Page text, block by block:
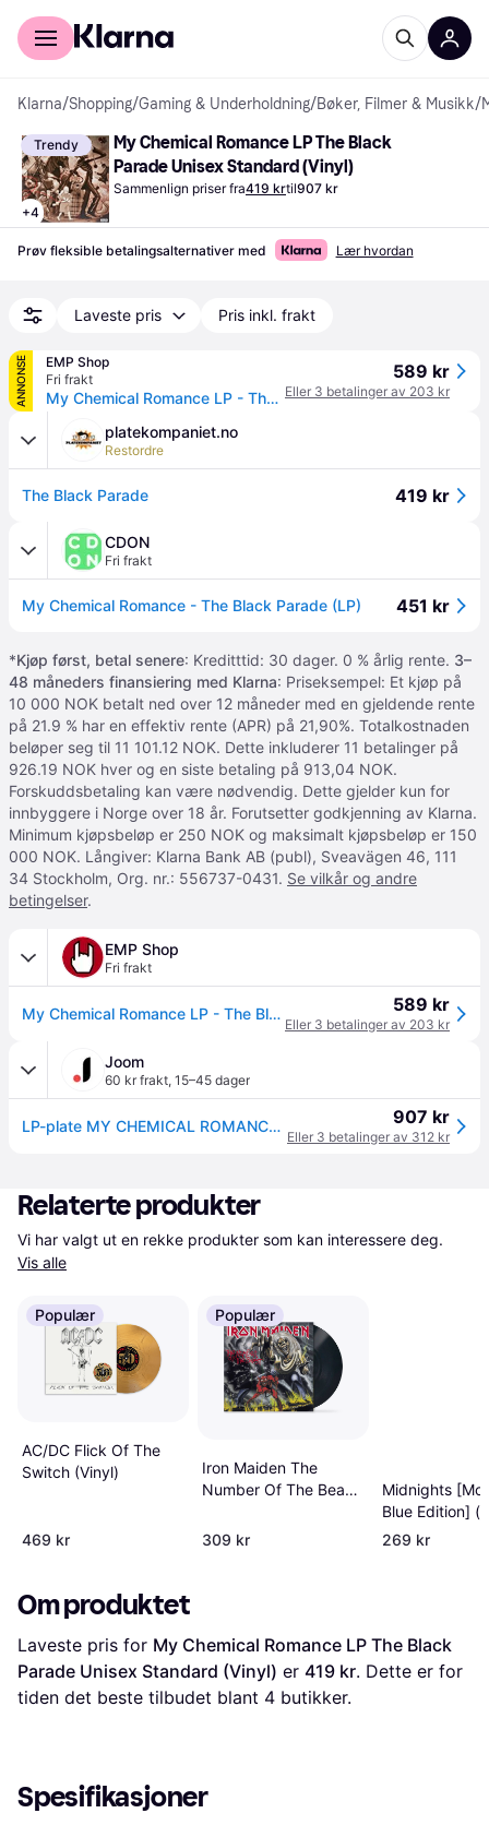
For kunder
Klarna/Shopping/Gaming & Underholdning/Bøker, Filmer & Musikk/
Trendy
+4
My Chemical Romance LP The Black
Parade Unisex Standard (Vinyl)
Sammenlign priser fra419 krtil907 kr
Prøv fleksible betalingsalternativer med Lær hvordan
Laveste pris Pris inkl. frakt
ANNONSE
EMP Shop
Fri frakt
My Chemical Romance LP - The Black Parade - None - standard - Standard
589 kr
Eller 3 betalinger av 203 kr
platekompaniet.no
Restordre
The Black Parade 419 kr
CDON
Fri frakt
My Chemical Romance - The Black Parade (LP) 451 kr
*Kjøp først, betal senere: Kreditttid: 30 dager. 0 % årlig rente. 3–
48 måneders finansiering med Klarna: Priseksempel: Et kjøp på
10 000 NOK betalt ned over 12 måneder med en gjeldende rente
på 21.9 % har en effektiv rente (APR) på 21,90%. Totalkostnaden
beløper seg til 11 101.12 NOK. Dette inkluderer 11 betalinger på
926.19 NOK hver og en siste betaling på 913,04 NOK.
Forskuddsbetaling kan være nødvendig. Dette gjelder kun for
innbyggere i Norge over 18 år. Forutsetter godkjenning av Klarna.
Minimum kjøpsbeløp er 250 NOK og maksimalt kjøpsbeløp er 150
000 NOK. Långiver: Klarna Bank AB (publ), Sveavägen 46, 111
34 Stockholm, Org. nr.: 556737-0431. Se vilkår og andre
betingelser.
EMP Shop
Fri frakt
My Chemical Romance LP - The Black Parade - None - standard - Standard 589 kr
Eller 3 betalinger av 203 kr
Joom
60 kr frakt, 15–45 dager
LP-plate MY CHEMICAL ROMANCE - Black Parade 9362493359 REPRISE 2015 Europa Rock 907 kr
Eller 3 betalinger av 312 kr
Relaterte produkter
Vis alle
Populær
AC/DC Flick Of The
Switch (Vinyl)
469 kr
Populær
Iron Maiden The
Number Of The Beast
309 kr
Midnights
Blue Edition]
269 kr
Om produktet
Laveste pris for My Chemical Romance LP The Black
Parade Unisex Standard (Vinyl) er 419 kr. Dette er for
tiden det beste tilbudet blant 4 butikker.
Spesifikasjoner